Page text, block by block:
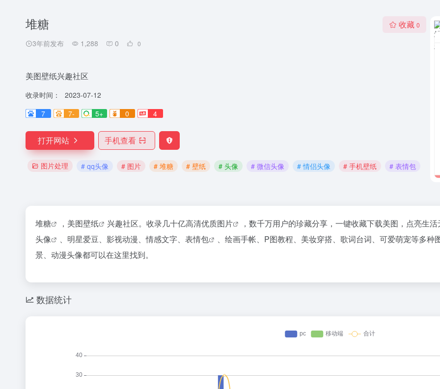
堆糖
3年前发布 1,288 0 0
收藏 0
美图壁纸兴趣社区
收录时间：
2023-07-12
7
7- 5+ 0 4
打开网站 手机查看
图片处理 # qq头像 # 图片 # 堆糖 # 壁纸 # 头像 # 微信头像 # 情侣头像 # 手机壁纸 # 表情包
堆糖 ，美图壁纸 兴趣社区。收录几十亿高清优质图片
，数千万用户的珍藏分享，一键收藏下载美图，点亮生
头像
、明星爱豆、影视动漫、情感文字、 表情包
、绘画手帐、P图教程、美妆穿搭、歌词台词、可爱萌宠等多
景、动漫头像都可以在这里找到。
数据统计